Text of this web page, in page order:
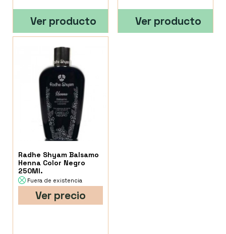
Ver producto Ver producto
Radhe Shyam Balsamo
Henna Color Negro
250Ml.
Fuera de existencia
Ver precio